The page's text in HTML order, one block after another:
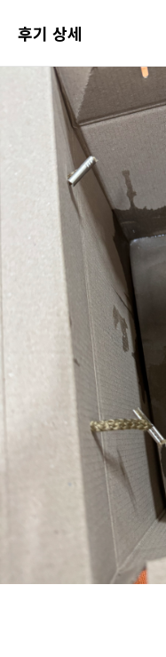
포토 후기 전체보기
후기 상세